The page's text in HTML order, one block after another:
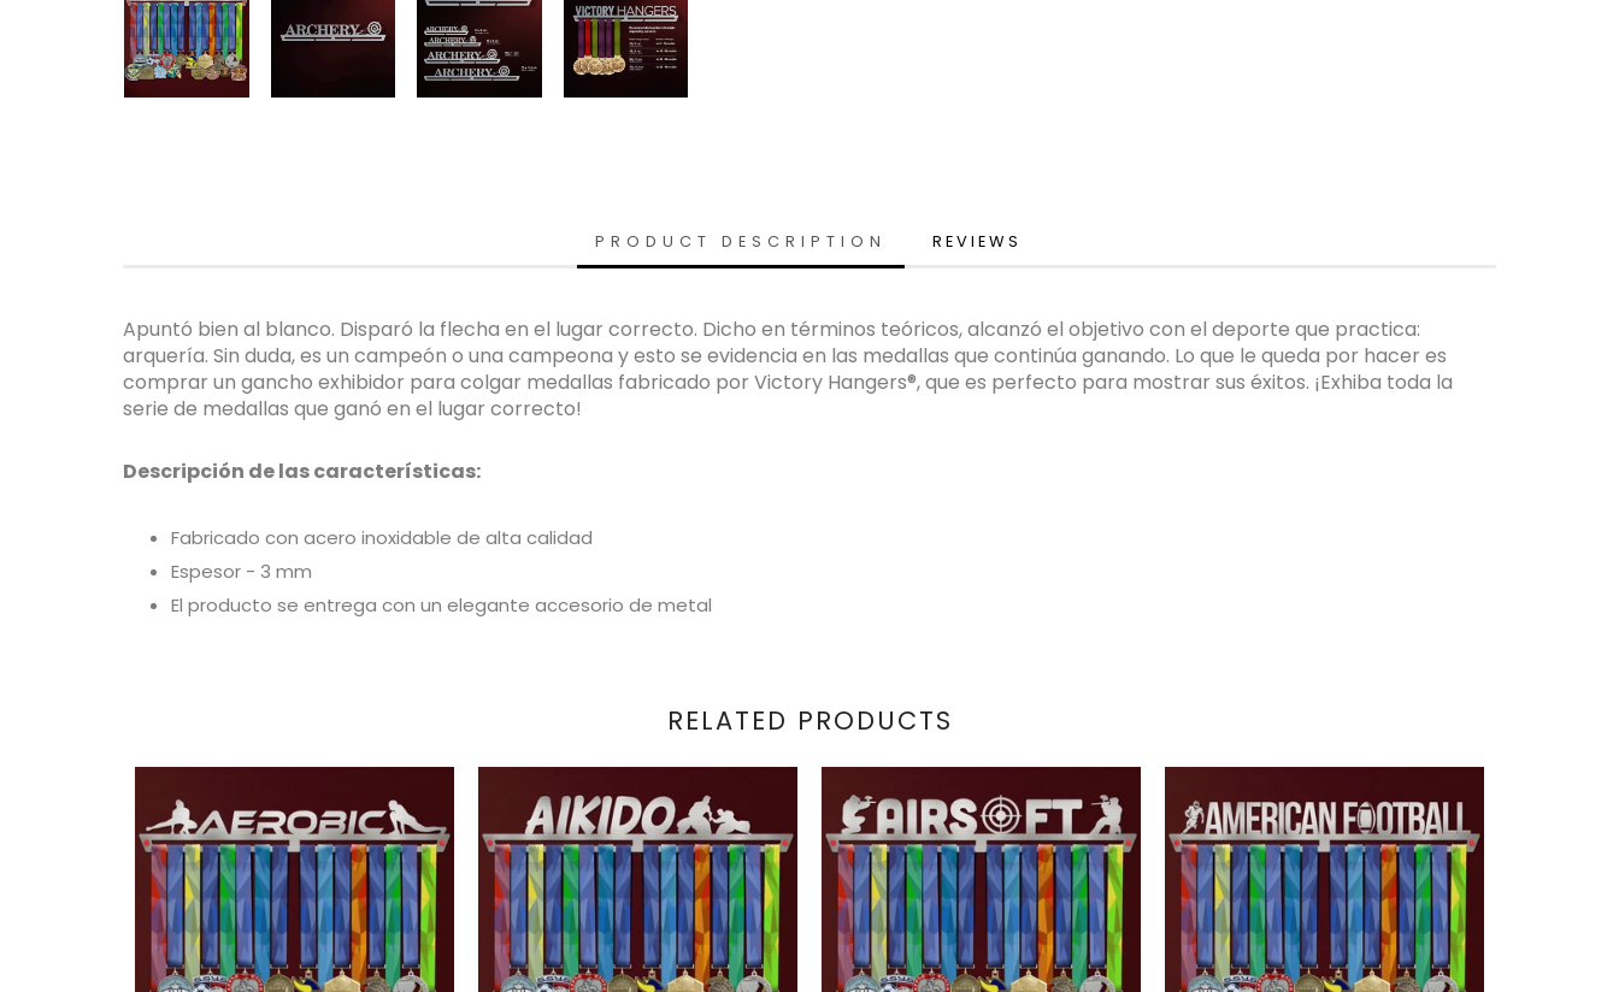
PRODUCT DESCRIPTION REVIEWS
Apuntó bien al blanco. Disparó la flecha en el lugar correcto. Dicho en términos teóricos, alcanzó el objetivo con el deporte que practica:
arquería. Sin duda, es un campeón o una campeona y esto se evidencia en las medallas que continúa ganando. Lo que le queda por hacer es
comprar un gancho exhibidor para colgar medallas fabricado por Victory Hangers®, que es perfecto para mostrar sus éxitos. ¡Exhiba toda la
serie de medallas que ganó en el lugar correcto!
Descripción de las características:
Fabricado con acero inoxidable de alta calidad
Espesor - 3 mm
El producto se entrega con un elegante accesorio de metal
RELATED PRODUCTS